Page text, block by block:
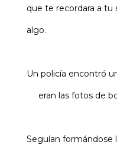
que te recordara a tu
algo.
Un policía encontró
eran las fotos de
Seguían formándose